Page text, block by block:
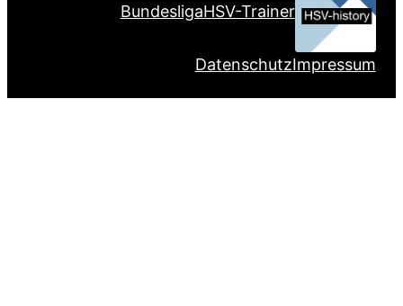
BundesligaHSV-Trainer
DatenschutzImpressum